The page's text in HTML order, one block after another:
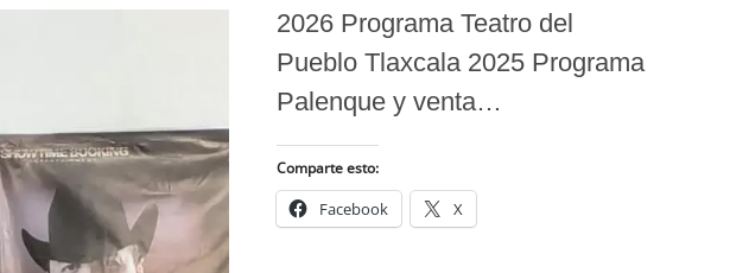
2026 Programa Teatro del
Pueblo Tlaxcala 2025 Programa
Palenque y venta…
Comparte esto:
Facebook X